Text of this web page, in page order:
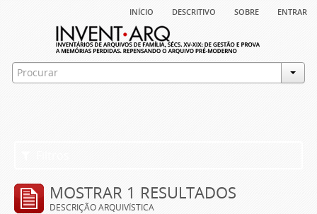
início descritivo sobre entrar
MOSTRAR 1 RESULTADOS
DESCRIÇÃO ARQUIVÍSTICA